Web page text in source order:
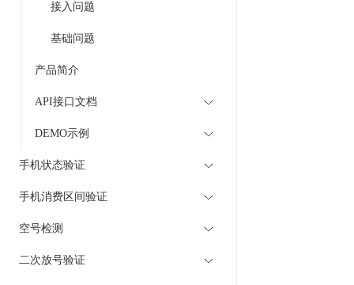
接入问题
基础问题
产品简介
API接口文档
DEMO示例
手机状态验证
手机消费区间验证
空号检测
二次放号验证